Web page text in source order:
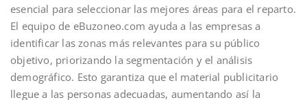
esencial para seleccionar las mejores áreas para el reparto.
El equipo de eBuzoneo.com ayuda a las empresas a
identificar las zonas más relevantes para su público
objetivo, priorizando la segmentación y el análisis
demográfico. Esto garantiza que el material publicitario
llegue a las personas adecuadas, aumentando así la